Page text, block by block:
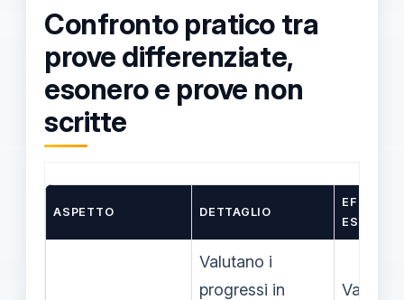
Confronto pratico tra
prove differenziate,
esonero e prove non
scritte
ASPETTO DETTAGLIO
EFFETTO
ESAME
Valutano i
progressi in
Valore